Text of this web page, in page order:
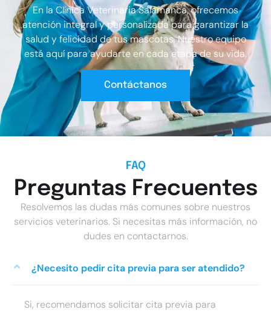
En la Clínica Veterinaria Salamanca, ofrecemos
atención integral y personalizada para garantizar la
salud y felicidad de tus mascotas. Nuestro equipo
está aquí para ayudarte en cada etapa de su vida.
Contáctanos
FAQ
Preguntas Frecuentes
Resolvemos las dudas más comunes sobre nuestros
servicios veterinarios. Si necesitas más información, no
dudes en contactarnos.
¿Necesito pedir cita previa para ser atendido?
Si, recomendamos solicitar cita previa para